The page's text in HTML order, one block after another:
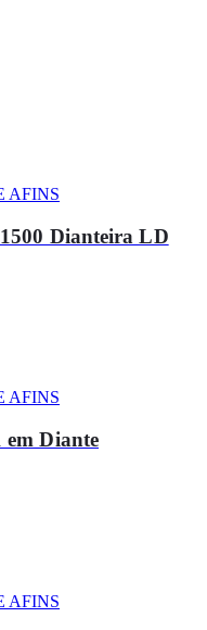
AFINS
Dianteira LD
AFINS
Diante
AFINS